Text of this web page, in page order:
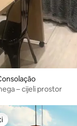
– cijeli prostor